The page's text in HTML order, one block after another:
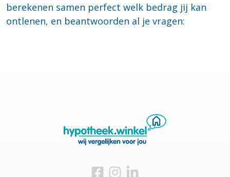
berekenen samen perfect welk bedrag jij kan
ontlenen, en beantwoorden al je vragen:
Bezoek ons op Facebook
Bezoek ons op Instagram
Bezoek ons op Linkedin